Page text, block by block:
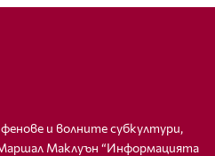
и волните субкултури,
Маклуън “Информацията